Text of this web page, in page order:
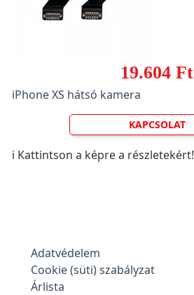
19.604 Ft
iPhone XS hátsó kamera
KAPCSOLAT
ℹ️ Kattintson a képre a részletekért!
Adatvédelem
Cookie (süti) szabályzat
Árlista